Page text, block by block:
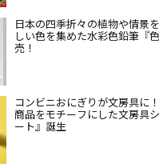
日本の四季折々の植物や情景
しい色を集めた水彩色鉛筆『
売！
コンビニおにぎりが文房具に
商品をモチーフにした文房具
ート』誕生